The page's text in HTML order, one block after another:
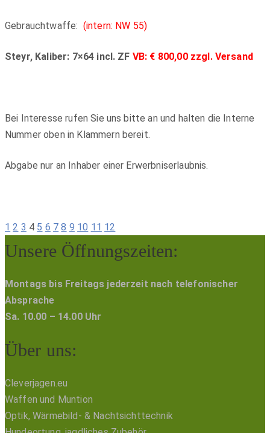
Gebrauchtwaffe: (intern: NW 55)
Steyr, Kaliber: 7×64 incl. ZF VB: € 800,00 zzgl. Versand
Bei Interesse rufen Sie uns bitte an und halten die Interne
Nummer oben in Klammern bereit.
Abgabe nur an Inhaber einer Erwerbniserlaubnis.
1 2 3 4 5 6 7 8 9 10 11 12
Unsere Öffnungszeiten:
Montags bis Freitags jederzeit nach telefonischer
Absprache
Sa. 10.00 – 14.00 Uhr
Über uns:
Cleverjagen.eu
Waffen und Muntion
Optik, Wärmebild- & Nachtsichttechnik